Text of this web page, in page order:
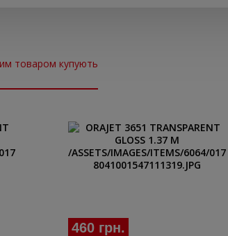
товаром купують
460 грн.